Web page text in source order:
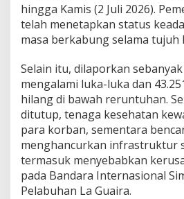
hingga Kamis (2 Juli 2026).
telah menetapkan status
masa berkabung selama tujuh
Selain itu, dilaporkan
mengalami luka-luka dan
hilang di bawah reruntuhan.
ditutup, tenaga kesehatan
para korban, sementara
menghancurkan infrastruktur
termasuk menyebabkan
pada Bandara Internasional
Pelabuhan La Guaira.